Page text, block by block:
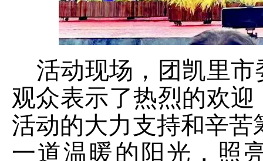
活动现场，团凯里市
观众表示了热烈的欢
活动的大力支持和辛苦
一道温暖的阳光，照